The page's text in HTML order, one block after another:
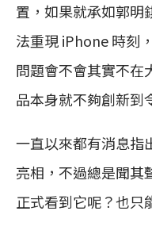
置，如果就承如郭明
法重現 iPhone 時刻
問題會不會其實不在
品本身就不夠創新到
一直以來都有消息指
亮相，不過總是聞其
正式看到它呢？也只